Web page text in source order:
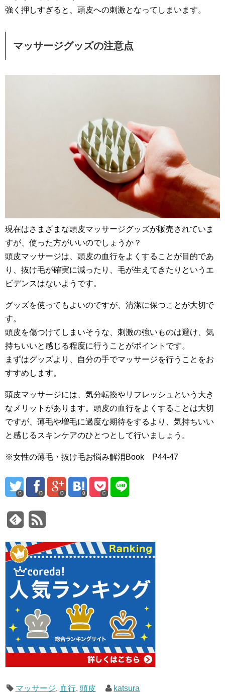
強く押しすぎると、頭皮への刺激となってしまいます。
マッサージグッズの注意点
現在はさまざまな頭皮マッサージグッズが販売されていま
すが、使った方がいいのでしょうか？
頭皮マッサージは、頭皮の血行をよくすることが目的であ
り、抜け毛が確実に減ったり、毛が生えてきたりというエ
ビデンスはないようです。
グッズを使ってもよいのですが、清潔に保つことが大切で
す。
頭皮を傷つけてしまいそうな、刺激の強いものは避け、気
持ちいいと感じる程度に行うことがポイントです。
まずはグッズより、自分の手でマッサージを行うことをお
すすめします。
頭皮マッサージには、気分転換やリフレッシュという大き
なメリットがあります。頭皮の血行をよくすることは大切
ですが、薄毛や増毛に過度な期待をするより、気持ちいい
と感じるスキンケアのひとつとして行いましょう。
※女性の薄毛・抜け毛お悩み解消Book P44-47
0
マッサージ, 血行, 頭皮 katsura